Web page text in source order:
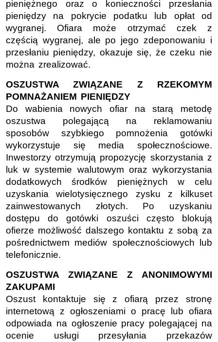
pieniężnego oraz o konieczności przesłania
pieniędzy na pokrycie podatku lub opłat od
wygranej. Ofiara może otrzymać czek z
częścią wygranej, ale po jego zdeponowaniu i
przesłaniu pieniędzy, okazuje się, że czeku nie
można zrealizować.
OSZUSTWA ZWIĄZANE Z RZEKOMYM
POMNAŻANIEM PIENIĘDZY
Do wabienia nowych ofiar na starą metodę
oszustwa polegającą na reklamowaniu
sposobów szybkiego pomnożenia gotówki
wykorzystuje się media społecznościowe.
Inwestorzy otrzymują propozycję skorzystania z
luk w systemie walutowym oraz wykorzystania
dodatkowych środków pieniężnych w celu
uzyskania wielotysięcznego zysku z kilkuset
zainwestowanych złotych. Po uzyskaniu
dostępu do gotówki oszuści często blokują
ofierze możliwość dalszego kontaktu z sobą za
pośrednictwem mediów społecznościowych lub
telefonicznie.
OSZUSTWA ZWIĄZANE Z ANONIMOWYMI
ZAKUPAMI
Oszust kontaktuje się z ofiarą przez stronę
internetową z ogłoszeniami o pracę lub ofiara
odpowiada na ogłoszenie pracy polegającej na
ocenie usługi przesyłania przekazów